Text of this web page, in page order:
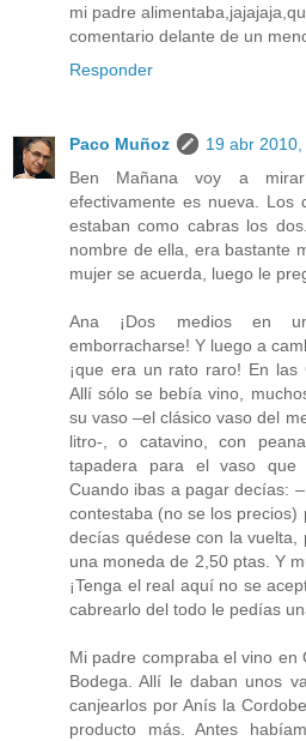
mi padre
comentario delante de un
Responder
Paco Muñoz
19 abr
Ben Mañana voy a
efectivamente es nueva.
estaban como cabras los
nombre de ella, era bastante
mujer se acuerda, luego le
Ana ¡Dos medios en
emborracharse! Y luego a
¡que era un rato raro! En las
Allí sólo se bebía vino,
su vaso –el clásico vaso del
litro-, o catavino, con
tapadera para el vaso que
Cuando ibas a pagar decías:
contestaba (no se los precios)
decías quédese con la
una moneda de 2,50 ptas. Y
¡Tenga el real aquí no se
cabrearlo del todo le pedías
Mi padre compraba el vino en
Bodega. Allí le daban unos
canjearlos por Anís la
producto más. Antes